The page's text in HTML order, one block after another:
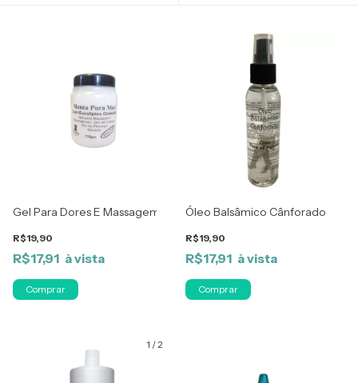
Gel Para Dores E Massagem Menta Pura Max Com Eucaliptos
R$19,90
R$17,91
Óleo Balsâmico Cânforado -
R$19,90
R$17,91
1 /2